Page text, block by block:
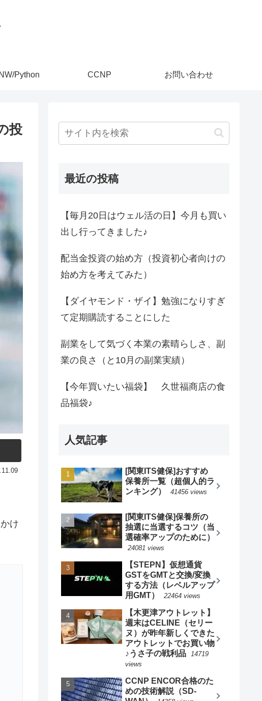
Python CCNP お問い合わせ
投
け
最近の投稿
【毎月20日はウェル活の日】今月も買い
出し行ってきました♪
配当金投資の始め方（投資初心者向けの
始め方を考えてみた）
【ダイヤモンド・ザイ】勉強になりすぎ
て定期購読することにした
副業をして気づく本業の素晴らしさ、副
業の良さ（と10月の副業実績）
【今年買いたい福袋】 久世福商店の食
品福袋♪
人気記事
[関東ITS健保]おすすめ
保養所一覧（超個人的ラ
ンキング）
41456 views
[関東ITS健保]保養所の
抽選に当選するコツ（当
選確率アップのために）
24081 views
【STEPN】仮想通貨
GSTをGMTと交換/変換
する方法（レベルアップ
用GMT）
22464 views
【木更津アウトレット】
週末はCELINE（セリー
ヌ）が昨年新しくできた
アウトレットでお買い物
♪うさ子の戦利品
14719
views
CCNP ENCOR合格のた
めの技術解説（SD-